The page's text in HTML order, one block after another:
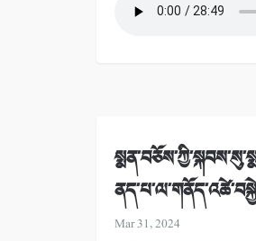
Mar 31, 2024